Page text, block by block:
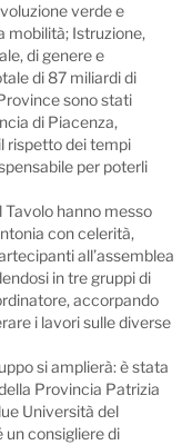
verde e
mobilità; Istruzione,
di genere e
di 87 miliardi di
sono stati
di Piacenza,
rispetto dei tempi
per poterli
hanno messo
con celerità,
all’assemblea
in tre gruppi di
accorpando
i lavori sulle diverse
si amplierà: è stata
Provincia Patrizia
Università del
consigliere di